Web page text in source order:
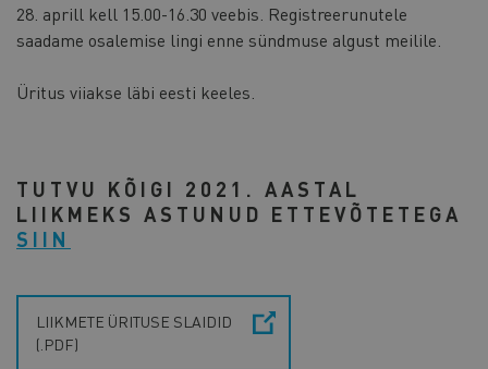
28. aprill kell 15.00-16.30 veebis. Registreerunutele
saadame osalemise lingi enne sündmuse algust meilile.
Üritus viiakse läbi eesti keeles.
TUTVU KÕIGI 2021. AASTAL
LIIKMEKS ASTUNUD ETTEVÕTETEGA
SIIN
LIIKMETE ÜRITUSE SLAIDID
(.PDF)